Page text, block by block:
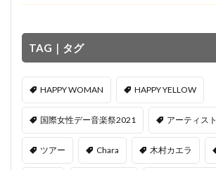
TAG｜タグ
HAPPY WOMAN HAPPY YELLOW
国際女性デー音楽祭2021 アーティスト
ツアー Chara 木村カエラ